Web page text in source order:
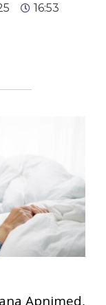
16:53
Apnimed,